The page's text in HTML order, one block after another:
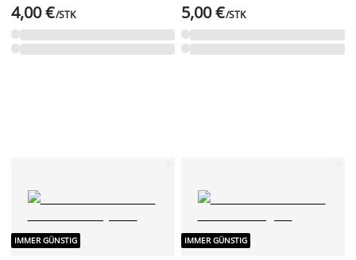
4,00 €/STK 5,00 €/STK
IMMER GÜNSTIG IMMER GÜNSTIG